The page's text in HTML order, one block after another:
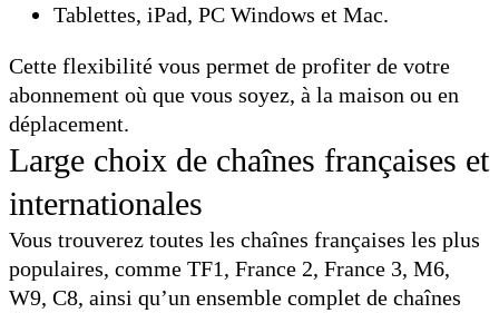
Tablettes, iPad, PC Windows et Mac.
Cette flexibilité vous permet de profiter de votre
abonnement où que vous soyez, à la maison ou en
déplacement.
Large choix de chaînes françaises et
internationales
Vous trouverez toutes les chaînes françaises les plus
populaires, comme TF1, France 2, France 3, M6,
W9, C8, ainsi qu’un ensemble complet de chaînes